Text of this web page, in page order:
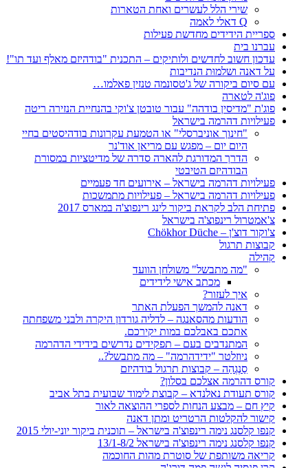
שירי הלל לעשרים ואחת הטארות
Q דאלי לאמה
ספריית הידידים מחדשת פעילות
עברנו בית
עדכון חשוב לחדשים ולותיקים – התכנית "בודהיזם מאלף ועד תו"!
על דאנה ושלמוּת הנדיבות
עם סיום ביקורה של ג'טסונמה טנזין פאלמו…
פוג'ה לטארה
פוג'ת "מדיסין בודהה" עבור טובטן צ'וקי בהנחיית הנזירה ריטה
פעילויות דהרמה בישראל
"חינוך אוניברסלי" או הטמעת עקרונות בודהיסטים בחיי
היום יום – מפגש עם מריאן אוד'נר
הדרך המדורגת להארה סדרה של מדיטציות במסורת
הבודהיזם הטיבטי
פעילויות דהרמה בישראל – אירועים חד פעמיים
פעילויות דהרמה בישראל – פעילויות מתמשכות
פתיחת הלב לקראת ביקור לינג רינפוצ'ה במארס 2017
צ'אמטרול רינפוצ'ה בישראל
צ'וקור דוצ'ן – Chökhor Düche
קבוצות תרגול
קהילה
"מה מתבשל" משולחן הוועד
מכתב אישי לידידים
איך לעזור?
דאנה להמשך הפעלת האתר
הודעות מהסאנגה – לדליה גורדון היקרה ולבני משפחתה
אתכם באבלכם במות יקירכם.
המתנדבים בעם – תפקידים נדרשים בידידי הדהרמה
ניוזלטר "ידידהרמה" – מה מתבשל?..
סַנְגְהַה – קבוצות תרגול בודהיזם
קורס דהרמה אצלכם בסלון?
קורס תעודת נאלנדא – קבוצת לימוד שבועית בתל אביב
קיץ חם – מבצע הנחות לספרי ההוצאה לאור
קישור להקלטות הרטריט ומתן דאנה
קנפו קלסנג נימה רינפוצ'ה בישראל – תוכנית ביקור יוני-יולי 2015
קנפו קלסנג נימה רינפוצ'ה בישראל 13/1-8/2
קריאה משותפת של סוטרת מהות החוכמה